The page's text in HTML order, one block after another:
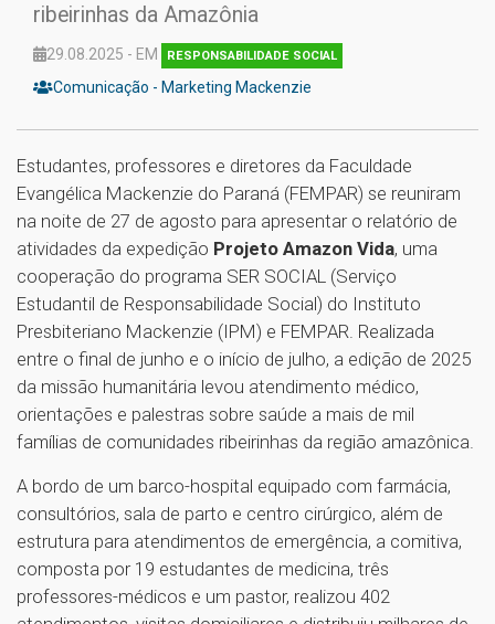
ribeirinhas da Amazônia
29.08.2025 - EM RESPONSABILIDADE SOCIAL
Comunicação - Marketing Mackenzie
Estudantes, professores e diretores da Faculdade
Evangélica Mackenzie do Paraná (FEMPAR) se reuniram
na noite de 27 de agosto para apresentar o relatório de
atividades da expedição Projeto Amazon Vida, uma
cooperação do programa SER SOCIAL (Serviço
Estudantil de Responsabilidade Social) do Instituto
Presbiteriano Mackenzie (IPM) e FEMPAR. Realizada
entre o final de junho e o início de julho, a edição de 2025
da missão humanitária levou atendimento médico,
orientações e palestras sobre saúde a mais de mil
famílias de comunidades ribeirinhas da região amazônica.
A bordo de um barco-hospital equipado com farmácia,
consultórios, sala de parto e centro cirúrgico, além de
estrutura para atendimentos de emergência, a comitiva,
composta por 19 estudantes de medicina, três
professores-médicos e um pastor, realizou 402